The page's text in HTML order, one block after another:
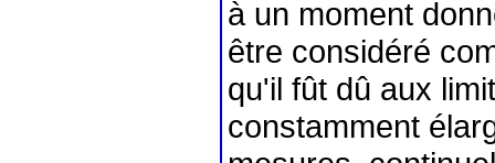
à un moment
être considéré
qu'il fût dû aux
constamment